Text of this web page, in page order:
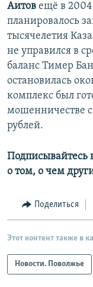
Аитов ещё в 2004
планировалось
тысячелетия
не управился в
баланс Тимер
остановилась
комплекс был
мошенничестве
рублей.
Подписывайтесь
о том, о чем
Поделиться
Этот контент также в
Новости. Поволжье